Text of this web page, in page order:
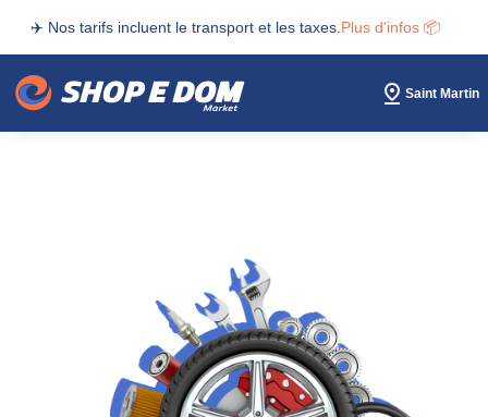
✈️ Nos tarifs incluent le transport et les taxes. Plus d'infos 📦
Saint Martin